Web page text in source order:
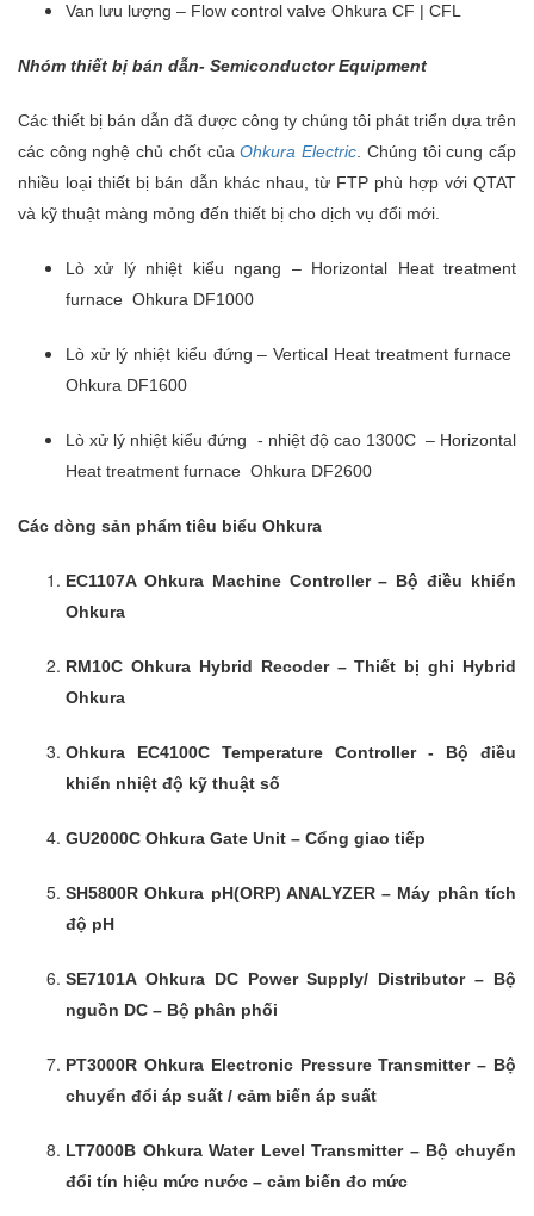
Van lưu lượng – Flow control valve Ohkura CF | CFL
Nhóm thiết bị bán dẫn- Semiconductor Equipment
Các thiết bị bán dẫn đã được công ty chúng tôi phát triển dựa trên
các công nghệ chủ chốt của Ohkura Electric . Chúng tôi cung cấp
nhiều loại thiết bị bán dẫn khác nhau, từ FTP phù hợp với QTAT
và kỹ thuật màng mỏng đến thiết bị cho dịch vụ đổi mới.
Lò xử lý nhiệt kiểu ngang – Horizontal Heat treatment
furnace Ohkura DF1000
Lò xử lý nhiệt kiểu đứng – Vertical Heat treatment furnace
Ohkura DF1600
Lò xử lý nhiệt kiểu đứng - nhiệt độ cao 1300C – Horizontal
Heat treatment furnace Ohkura DF2600
Các dòng sản phẩm tiêu biểu Ohkura
EC1107A Ohkura Machine Controller – Bộ điều khiển
Ohkura
RM10C Ohkura Hybrid Recoder – Thiết bị ghi Hybrid
Ohkura
Ohkura EC4100C Temperature Controller - Bộ điều
khiển nhiệt độ kỹ thuật số
GU2000C Ohkura Gate Unit – Cổng giao tiếp
SH5800R Ohkura pH(ORP) ANALYZER – Máy phân tích
độ pH
SE7101A Ohkura DC Power Supply/ Distributor – Bộ
nguồn DC – Bộ phân phối
PT3000R Ohkura Electronic Pressure Transmitter – Bộ
chuyển đổi áp suất / cảm biến áp suất
LT7000B Ohkura Water Level Transmitter – Bộ chuyển
đổi tín hiệu mức nước – cảm biến đo mức